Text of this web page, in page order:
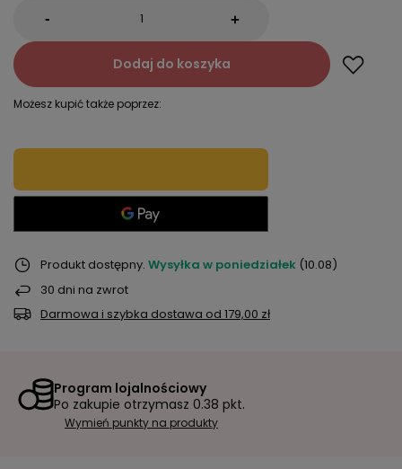
- +
Dodaj do koszyka
Możesz kupić także poprzez:
Produkt dostępny Wysyłka w poniedziałek (10.08)
30 dni na zwrot
Darmowa i szybka dostawa od 179,00 zł
Program lojalnościowy
Po zakupie otrzymasz 0.38 pkt.
Wymień punkty na produkty